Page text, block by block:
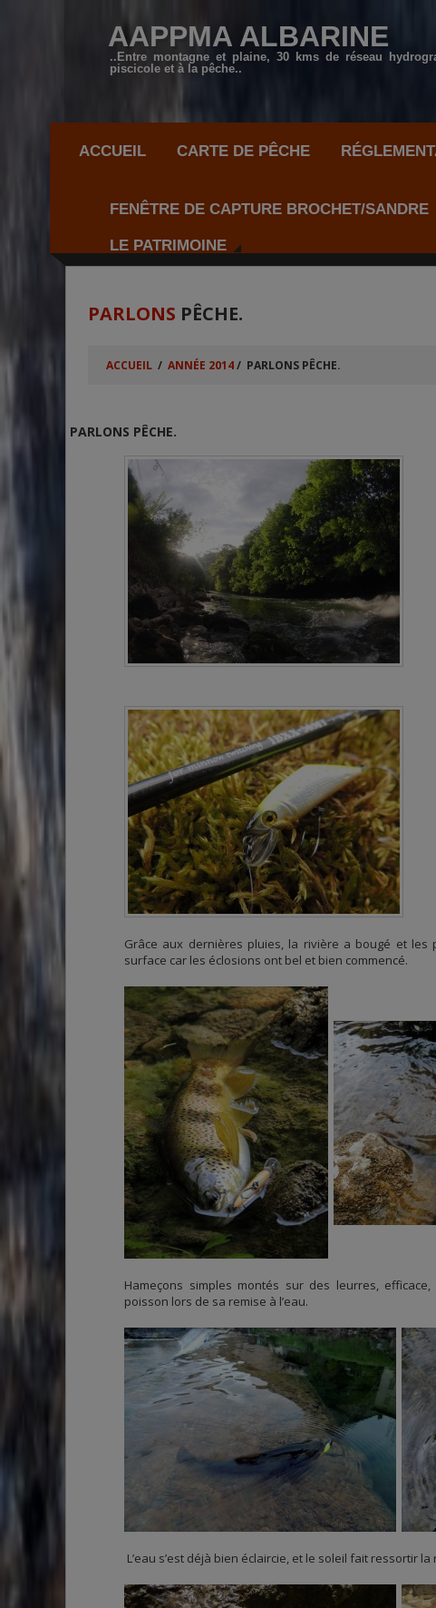
AAPPMA ALBARINE
..Entre montagne et plaine, 30 kms de réseau
piscicole et à la pêche..
ACCUEIL CARTE DE PÊCHE
FENÊTRE DE CAPTURE BROCHET/SANDRE
LE PATRIMOINE
PARLONS PÊCHE.
ACCUEIL / ANNÉE 2014/ PARLONS PÊCHE.
PARLONS PÊCHE.
Grâce aux dernières pluies, la rivière a bougé et les
surface car les éclosions ont bel et bien commencé.
Hameçons simples montés sur des leurres,
poisson lors de sa remise à l’eau.
L’eau s’est déjà bien éclaircie, et le soleil fait ressortir